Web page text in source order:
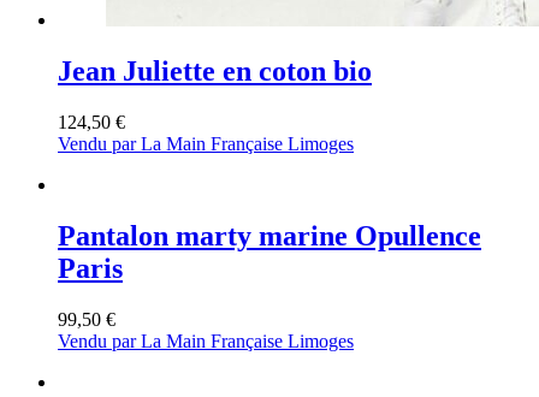
Jean Juliette en coton bio
124,50 €
Vendu par La Main Française Limoges
Pantalon marty marine Opullence
Paris
99,50 €
Vendu par La Main Française Limoges